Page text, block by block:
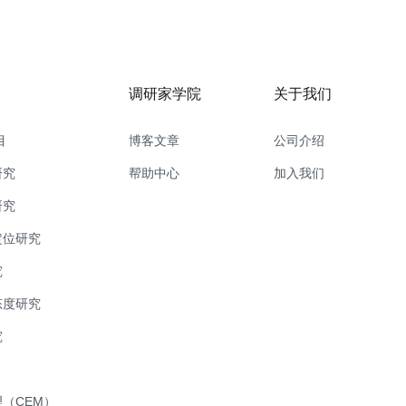
究
究
研究
研究
CEM）
调研家学院
博客文章
帮助中心
关于我们
公司介绍
加入我们